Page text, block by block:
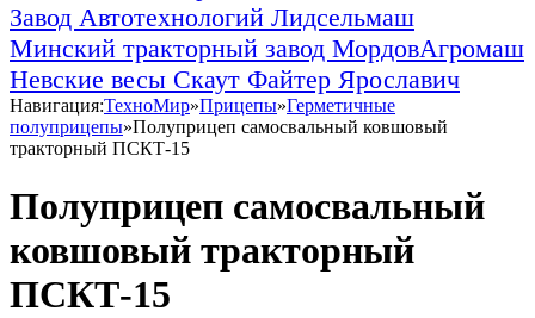
Завод Автотехнологий Лидсельмаш
Минский тракторный завод МордовАгромаш
Невские весы Скаут Файтер Ярославич
Навигация:ТехноМир»Прицепы»Герметичные
полуприцепы»Полуприцеп самосвальный ковшовый
тракторный ПСКТ-15
Полуприцеп самосвальный
ковшовый тракторный
ПСКТ-15